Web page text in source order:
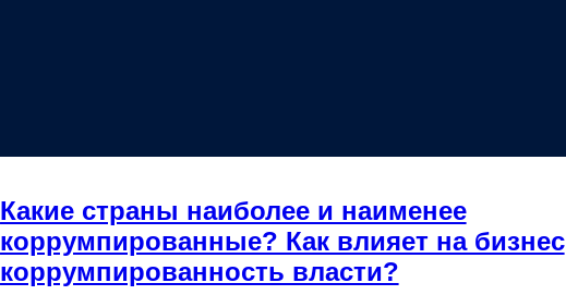
Какие страны наиболее и наименее
коррумпированные? Как влияет на бизнес
коррумпированность власти?